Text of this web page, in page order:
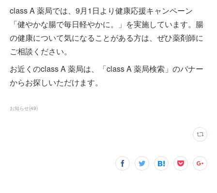
class A 薬局では、9月1日より健康応援キャンペーン
「健やかな腸で毎日軽やかに。」を実施しています。腸
の健康について気になることがある方は、ぜひ薬剤師に
ご相談ください。
お近くのclass A 薬局は、「class A 薬局検索」のバナー
からお探しいただけます。
お知らせ(49)